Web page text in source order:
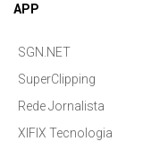
APP
SGN.NET
SuperClipping
Rede Jornalista
XIFIX Tecnologia